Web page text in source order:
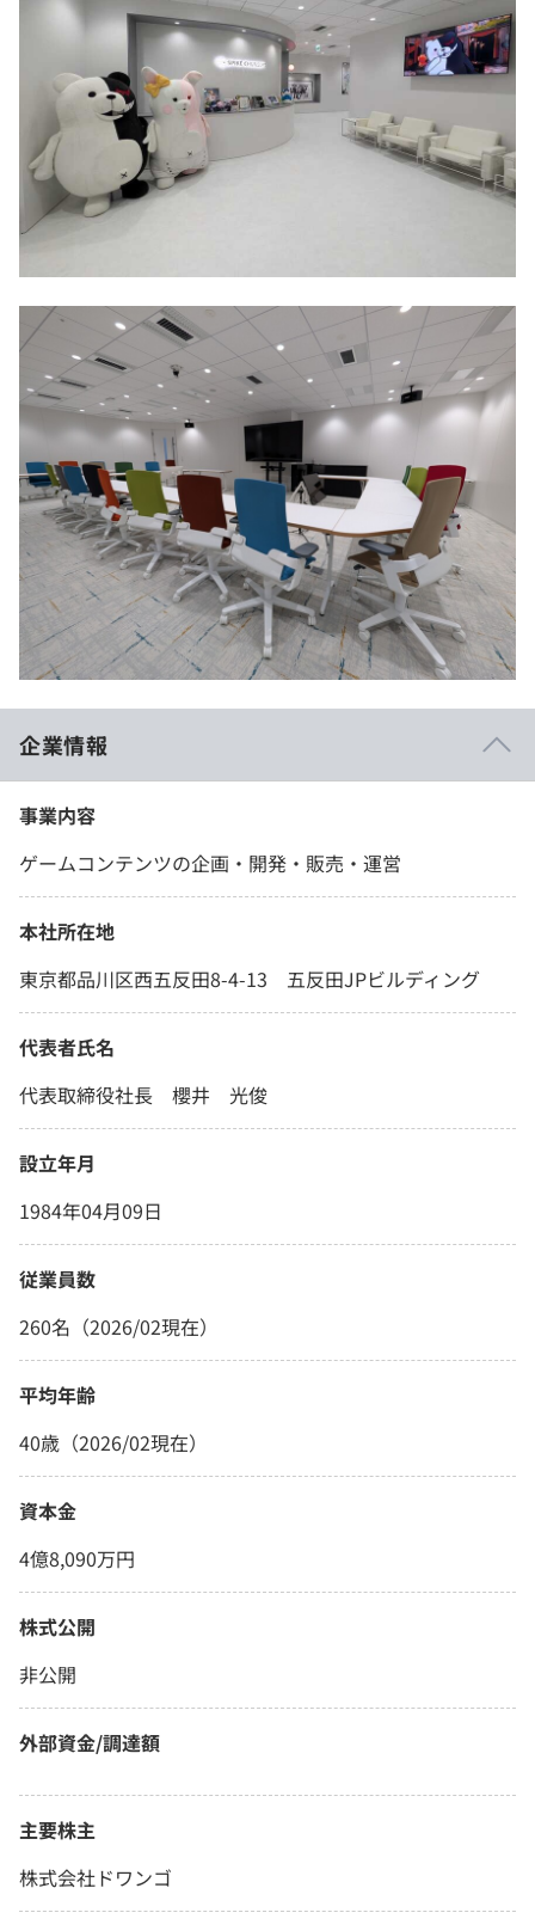
企業情報
事業内容
ゲームコンテンツの企画・開発・販売・運営
本社所在地
東京都品川区西五反田8-4-13 五反田JPビルディング
代表者氏名
代表取締役社長 櫻井 光俊
設立年月
1984年04月09日
従業員数
260名（2026/02現在）
平均年齢
40歳（2026/02現在）
資本金
4億8,090万円
株式公開
非公開
外部資金/調達額
主要株主
株式会社ドワンゴ